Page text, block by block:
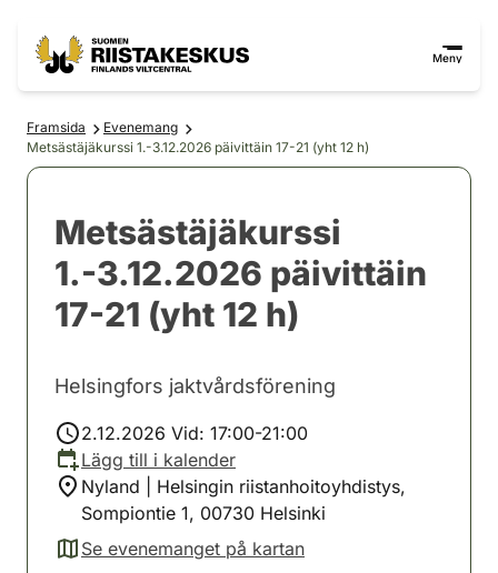
Meny
Framsida
Evenemang
Metsästäjäkurssi 1.-3.12.2026 päivittäin 17-21 (yht 12 h)
Metsästäjäkurssi
1.-3.12.2026 päivittäin
17-21 (yht 12 h)
Helsingfors jaktvårdsförening
2.12.2026 Vid: 17:00-21:00
Lägg till i kalender
Nyland | Helsingin riistanhoitoyhdistys,
Sompiontie 1, 00730 Helsinki
Se evenemanget på kartan
(avautuu uuteen välilehteen)